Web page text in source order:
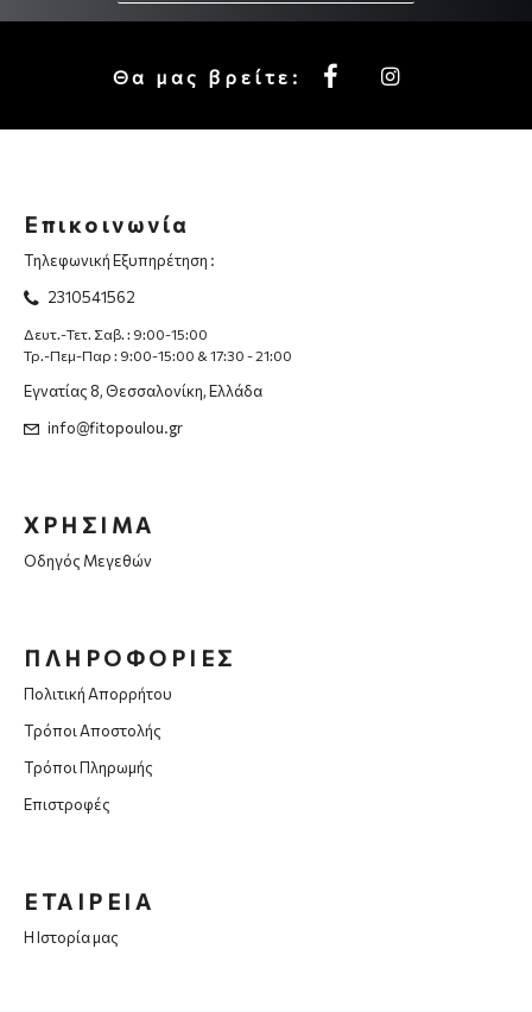
Θα μας βρείτε:
Επικοινωνία
Τηλεφωνική Εξυπηρέτηση :
2310541562
Δευτ.-Τετ. Σαβ. : 9:00-15:00
Τρ.-Πεμ-Παρ : 9:00-15:00 & 17:30 - 21:00
Εγνατίας 8, Θεσσαλονίκη, Ελλάδα
info@fitopoulou.gr
ΧΡΗΣΙΜΑ
Οδηγός Μεγεθών
ΠΛΗΡΟΦΟΡΙΕΣ
Πολιτική Απορρήτου
Τρόποι Αποστολής
Τρόποι Πληρωμής
Επιστροφές
ΕΤΑΙΡΕΙΑ
Η Ιστορία μας